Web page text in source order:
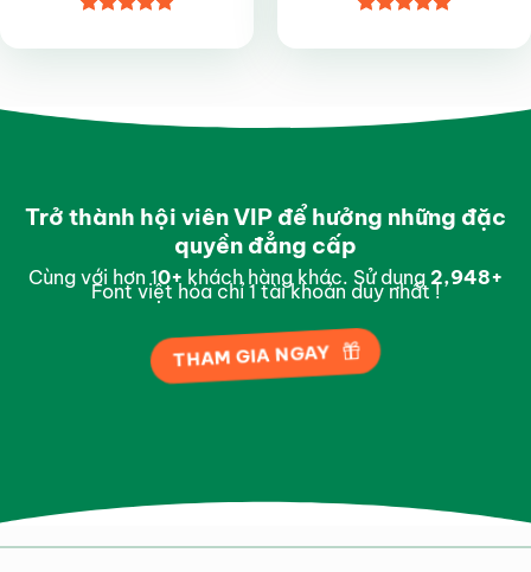
hạng55
hạng4.95
Trở thành hội viên VIP để hưởng những đặc
quyền đẳng cấp
Cùng với hơn 10+ khách hàng khác. Sử dụng 2,997+
Font việt hóa chỉ 1 tài khoản duy nhất !
THAM GIA NGAY